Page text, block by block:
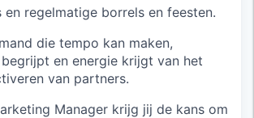
en regelmatige borrels en feesten.
die tempo kan maken,
en energie krijgt van het
van partners.
Manager krijg jij de kans om